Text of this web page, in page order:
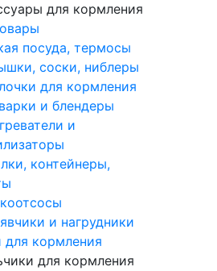
для кормления
посуда, термосы
соски, ниблеры
для кормления
и блендеры
и
контейнеры,
и нагрудники
для кормления
для кормления